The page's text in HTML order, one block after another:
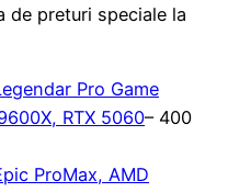
de preturi speciale la
Pro Game
RTX 5060– 400
ProMax, AMD